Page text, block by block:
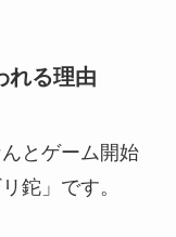
れる理由
とゲーム開始
鉈」です。